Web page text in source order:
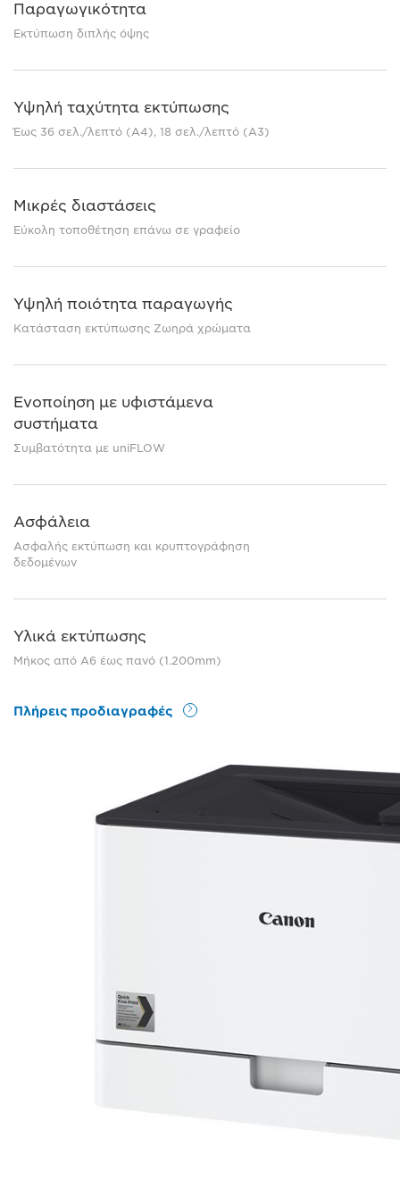
Παραγωγικότητα
Εκτύπωση διπλής όψης
Υψηλή ταχύτητα εκτύπωσης
Έως 36 σελ./λεπτό (A4), 18 σελ./λεπτό (A3)
Μικρές διαστάσεις
Εύκολη τοποθέτηση επάνω σε γραφείο
Υψηλή ποιότητα παραγωγής
Κατάσταση εκτύπωσης Ζωηρά χρώματα
Ενοποίηση με υφιστάμενα
συστήματα
Συμβατότητα με uniFLOW
Ασφάλεια
Ασφαλής εκτύπωση και κρυπτογράφηση
δεδομένων
Υλικά εκτύπωσης
Μήκος από A6 έως πανό (1.200mm)
Πλήρεις προδιαγραφές